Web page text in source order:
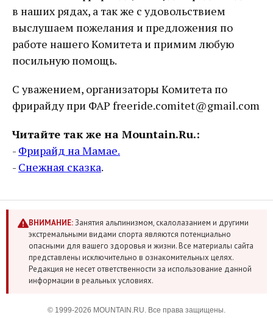
в наших рядах, а так же с удовольствием
выслушаем пожелания и предложения по
работе нашего Комитета и примим любую
посильную помощь.
С уважением, организаторы Комитета по
фрирайду при ФАР freeride.comitet@gmail.com
Читайте так же на Mountain.Ru.:
- Фрирайд на Мамае.
- Снежная сказка.
ВНИМАНИЕ:Занятия альпинизмом, скалолазанием и другими
экстремальными видами спорта являются потенциально
опасными для вашего здоровья и жизни. Все материалы сайта
представлены исключительно в ознакомительных целях.
Редакция не несет ответственности за использование данной
информации в реальных условиях.
© 1999-2026 MOUNTAIN.RU. Все права защищены.